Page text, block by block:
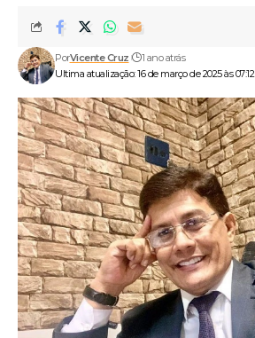
Ultima atualização: 16 de março de 2025 às 07:12
PorVicente Cruz 1 ano atrás